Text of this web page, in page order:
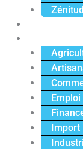
Emploi
Import